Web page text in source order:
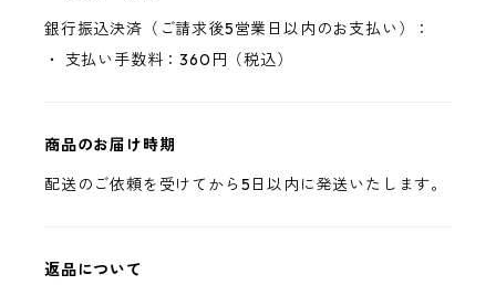
銀行振込決済（ご請求後5営業日以内のお支払い）：
・ 支払い手数料：360円（税込）
商品のお届け時期
配送のご依頼を受けてから5日以内に発送いたします。
返品について